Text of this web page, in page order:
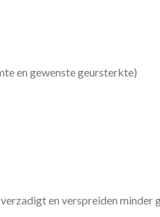
en gewenste geursterkte)
en verspreiden minder